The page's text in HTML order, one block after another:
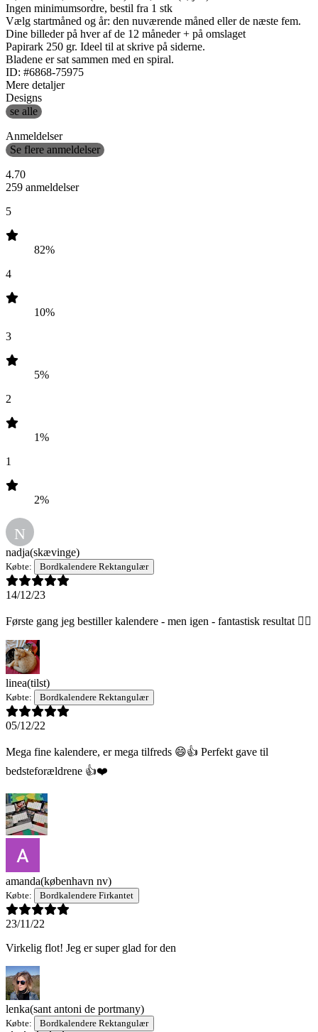
Ingen minimumsordre, bestil fra 1 stk
Vælg startmåned og år: den nuværende måned eller de næste fem.
Dine billeder på hver af de 12 måneder + på omslaget
Papirark 250 gr. Ideel til at skrive på siderne.
Bladene er sat sammen med en spiral.
ID: #6868-75975
Mere detaljer
Designs
se alle
Anmeldelser
Se flere anmeldelser
4.70
259 anmeldelser
5
82%
4
10%
3
5%
2
1%
1
2%
N
nadja(skævinge)
Købte: Bordkalendere Rektangulær
14/12/23
Første gang jeg bestiller kalendere - men igen - fantastisk resultat 👌🏼
linea(tilst)
Købte: Bordkalendere Rektangulær
05/12/22
Mega fine kalendere, er mega tilfreds 😄👍 Perfekt gave til
bedsteforældrene 👍❤️
amanda(københavn nv)
Købte: Bordkalendere Firkantet
23/11/22
Virkelig flot! Jeg er super glad for den
lenka(sant antoni de portmany)
Købte: Bordkalendere Rektangulær